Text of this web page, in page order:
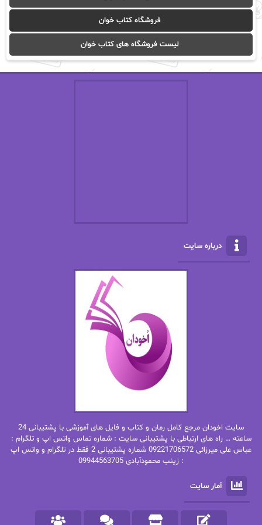
آیدا باقری آیسان صادقی
ا_اصغر زاده ا_اصغرزاده
اریک مورگنشترن از نیلوفر لاری
الناز محمدی
امیر فرهی
باران
بهار سلطانی
بهاره شیرازی
بهاره.م
بیتا فرخی
پاتریشیا ویلسون پرتو فرهمند
پرستو اسحقی
پرستو مهاجر
پرهام رسولی
فروشگاه کتاب خوان
لیست فروشگاه های کتاب خوان
درباره سایت
سایت اخودان مرجع کامل رمان و کتاب و فایل های آموزشی با پشتیبانی 24
ساعته … راه های ارتباطی با پشتیبانی سایت : شماره تماس واتس اپ و تلگرام :
عباس علی میرزائی 09221706572 شماره پشتیبانی 2 فقط در تلگرام و واتس اپ
: زینب محمودآبادی 09944563705
آمار سایت